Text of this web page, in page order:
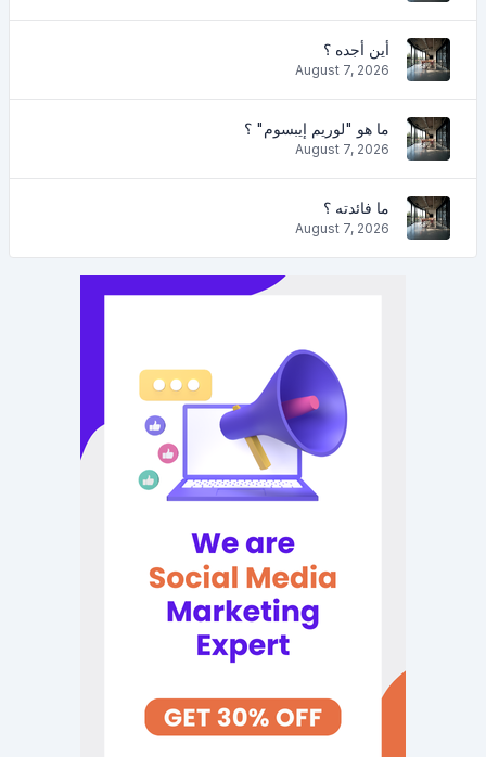
أين أجده ؟
August 7, 2026
ما هو "لوريم إيبسوم" ؟
August 7, 2026
ما فائدته ؟
August 7, 2026